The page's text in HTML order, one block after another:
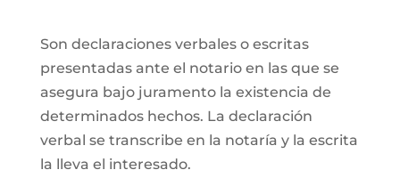
Son declaraciones verbales o escritas
presentadas ante el notario en las que se
asegura bajo juramento la existencia de
determinados hechos. La declaración
verbal se transcribe en la notaría y la escrita
la lleva el interesado.